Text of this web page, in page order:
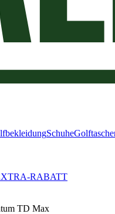
Schuhe
RABATT
TD Max